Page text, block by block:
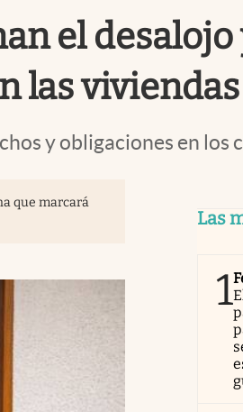
el desalojo
las viviendas
y obligaciones en los
que marcará
Las
1